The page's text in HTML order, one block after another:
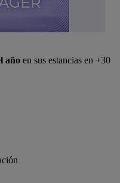
año en sus estancias en +30